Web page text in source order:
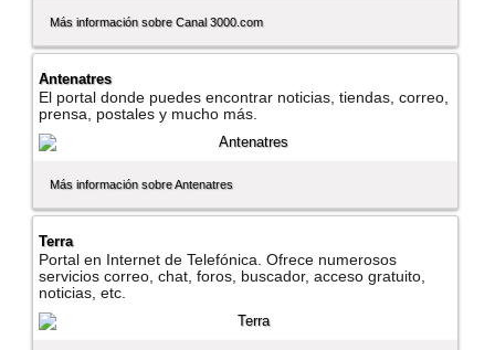
Más información sobre Canal 3000.com
Antenatres
El portal donde puedes encontrar noticias, tiendas, correo,
prensa, postales y mucho más.
Más información sobre Antenatres
Terra
Portal en Internet de Telefónica. Ofrece numerosos
servicios correo, chat, foros, buscador, acceso gratuito,
noticias, etc.